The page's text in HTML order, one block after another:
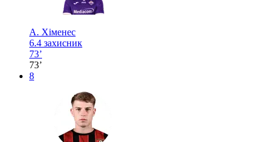
А. Хіменес
6.4 захисник
73’
73’
8